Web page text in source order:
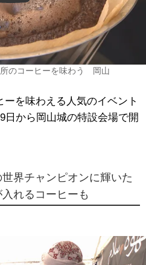
のコーヒーを味わう 岡山
を味わえる人気のイベント
日から岡山城の特設会場で開
世界チャンピオンに輝いた
れるコーヒーも